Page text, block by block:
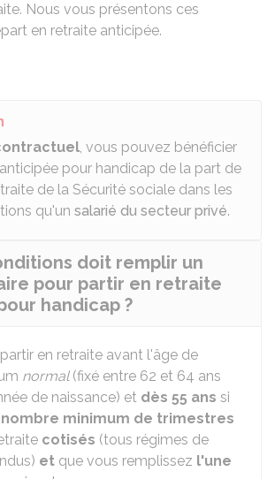
Nous vous présentons ces
en retraite anticipée.
, vous pouvez bénéficier
pour handicap de la part de
de la Sécurité sociale dans les
qu'un salarié du secteur privé.
doit remplir un
pour partir en retraite
handicap ?
en retraite avant l'âge de
normal(fixé entre 62 et 64 ans
de naissance) et dès 55 ans si
nombre minimum de trimestres
cotisés (tous régimes de
et que vous remplissez l'une